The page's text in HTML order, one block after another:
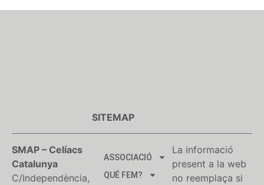
SMAP – Celíacs
Catalunya
C/Independència,
SITEMAP
ASSOCIACIÓ
QUÉ FEM?
La informació
present a la web
no reemplaça si